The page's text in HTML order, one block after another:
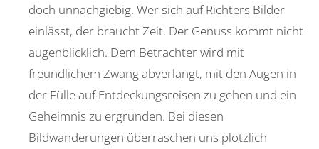
doch unnachgiebig. Wer sich auf Richters Bilder
einlässt, der braucht Zeit. Der Genuss kommt nicht
augenblicklich. Dem Betrachter wird mit
freundlichem Zwang abverlangt, mit den Augen in
der Fülle auf Entdeckungsreisen zu gehen und ein
Geheimnis zu ergründen. Bei diesen
Bildwanderungen überraschen uns plötzlich